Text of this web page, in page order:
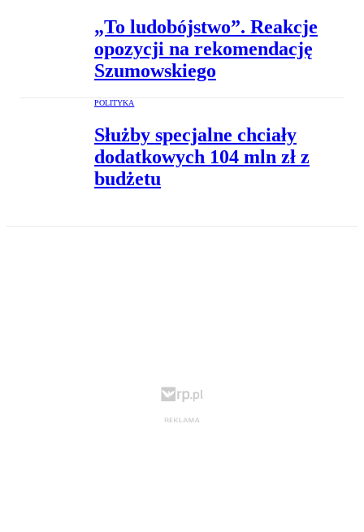
„To ludobójstwo”. Reakcje
opozycji na rekomendację
Szumowskiego
POLITYKA
Służby specjalne chciały
dodatkowych 104 mln zł z
budżetu